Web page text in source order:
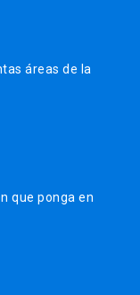
áreas de la
que ponga en